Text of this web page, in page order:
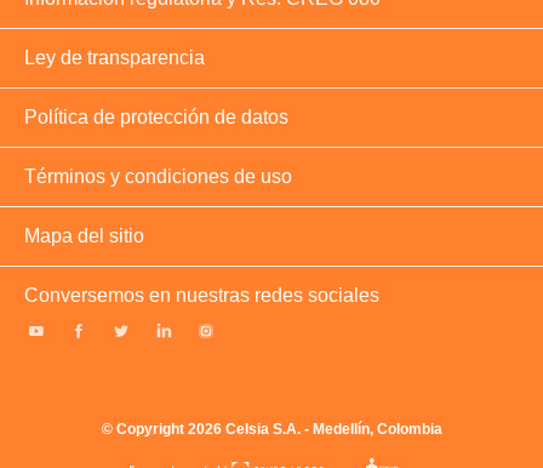
Ley de transparencia
Política de protección de datos
Términos y condiciones de uso
Mapa del sitio
Conversemos en nuestras redes sociales
© Copyright 2026 Celsia S.A. - Medellín, Colombia